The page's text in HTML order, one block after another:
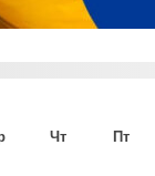
Чт Пт